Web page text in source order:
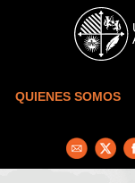
Skip to main content
QUIENES SOMOS